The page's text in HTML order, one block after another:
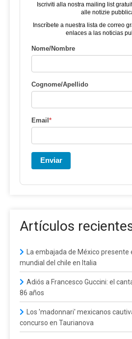
Iscriviti alla nostra mailing list
alle notizie
Inscríbete a nuestra lista de correo
enlaces a las noticias
Nome/Nombre
Cognome/Apellido
Email*
Enviar
Artículos
La embajada de México presente
mundial del chile en Italia
Adiós a Francesco Guccini: el
86 años
Los 'madonnari' mexicanos
concurso en Taurianova